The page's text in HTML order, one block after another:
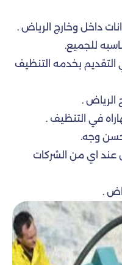
داخل وخارج الرياض .
للجميع.
التقديم بخدمه التنظيف
الرياض .
في التنظيف .
وجه.
عند اي من الشركات
.